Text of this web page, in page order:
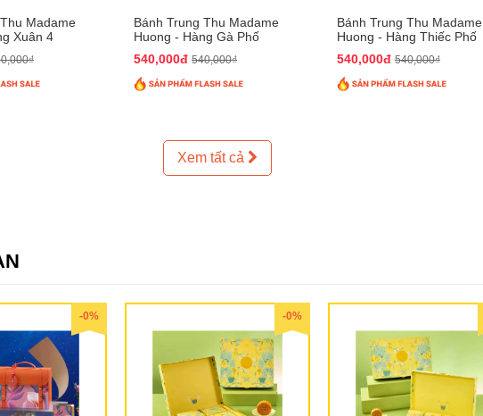
Madame
Xuân 4
Bánh Trung Thu Madame
Huong - Hàng Gà Phố
540,000đ 540,000₫
Bánh Trung Thu Madame
Huong - Hàng Thiếc Phố
540,000đ 540,000₫
Xem tất cả
-0% -0%